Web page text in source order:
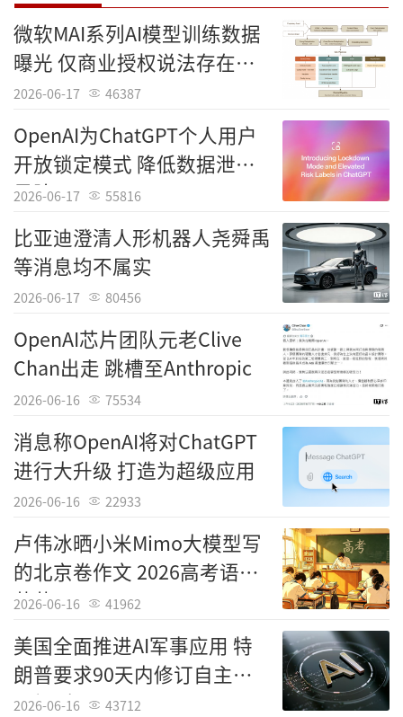
随着AI工具在办公领域的渗透，如何确保
生成内容的真实性与可追溯性成为亟待解决的
难题。英国警方的案例预示着未来法律与政务A
I应用将强制要求引入“可信源验证”机制，并
建立明确的责任归属制度。这种趋势将推动AI
开发者专注于提升模型的事实准确性与逻辑一
致性，确保技术真正服务于正义，而非成为制
造混乱的源头。
“目前所有警队都已出台规范使用Copilot
的相关制度，规定警员必须核查该工具生成的
所有内容。”默里说。
尽管存在诸多隐患，但默里认为，经过全
面测试的人工智能系统，能够为深陷工作量激
增、案件侦查日趋复杂困境的警队带来显著助
益。
微软MAI系列AI模型训练数据
曝光 仅商业授权说法存在出
入
2026-06-17 46387
OpenAI为ChatGPT个人用户
开放锁定模式 降低数据泄露
风险
2026-06-17 55816
比亚迪澄清人形机器人尧舜禹
等消息均不属实
2026-06-17 80456
OpenAI芯片团队元老Clive
Chan出走 跳槽至Anthropic
2026-06-16 75534
消息称OpenAI将对ChatGPT
进行大升级 打造为超级应用
2026-06-16 22933
卢伟冰晒小米Mimo大模型写
的北京卷作文 2026高考语文
落幕
2026-06-16 41962
美国全面推进AI军事应用 特
朗普要求90天内修订自主武
器规则
2026-06-16 43712